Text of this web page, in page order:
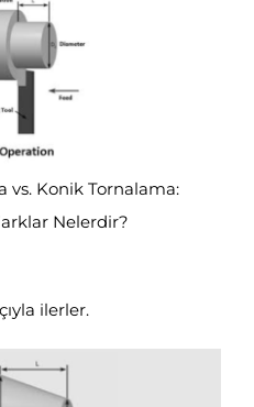
vs. Konik Tornalama:
Nelerdir?
ilerler.